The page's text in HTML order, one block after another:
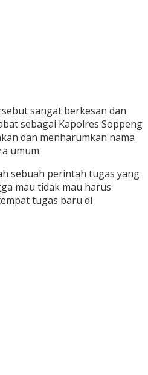
sangat berkesan dan
sebagai Kapolres Soppeng
dan menharumkan nama
umum.
sebuah perintah tugas yang
mau tidak mau harus
tugas baru di